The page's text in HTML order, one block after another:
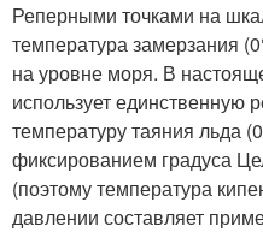
Реперными точками на
температура замерзания
на уровне моря. В
использует единственную
температуру таяния льда
фиксированием градуса
(поэтому температура
давлении составляет